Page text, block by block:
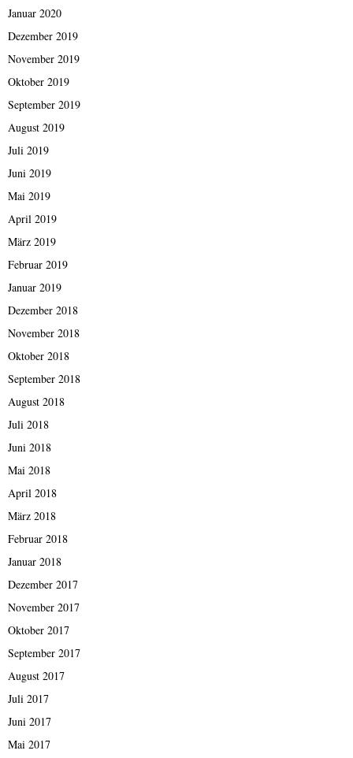
Januar 2020
Dezember 2019
November 2019
Oktober 2019
September 2019
August 2019
Juli 2019
Juni 2019
Mai 2019
April 2019
März 2019
Februar 2019
Januar 2019
Dezember 2018
November 2018
Oktober 2018
September 2018
August 2018
Juli 2018
Juni 2018
Mai 2018
April 2018
März 2018
Februar 2018
Januar 2018
Dezember 2017
November 2017
Oktober 2017
September 2017
August 2017
Juli 2017
Juni 2017
Mai 2017